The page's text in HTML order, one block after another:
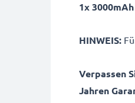
1x
HINWEIS:
Verpassen
Jahren